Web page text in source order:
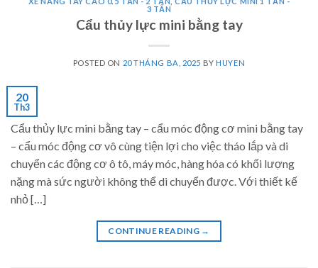
3 TẤN
Cẩu thủy lực mini bằng tay
POSTED ON 20 THÁNG BA, 2025 BYHUYEN
20
Th3
Cẩu thủy lực mini bằng tay – cẩu móc động cơ mini bằng tay
– cẩu móc động cơ vô cùng tiện lợi cho việc tháo lắp và di
chuyển các động cơ ô tô, máy móc, hàng hóa có khối lượng
nặng mà sức người không thể di chuyển được. Với thiết kế
nhỏ […]
CONTINUE READING →